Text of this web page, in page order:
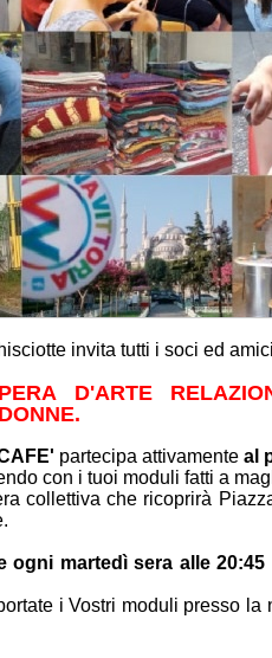
invita tutti i soci ed
D'ARTE
partecipa attivamente al
con i tuoi moduli fatti a
collettiva che ricoprirà
ogni martedì sera alle
i Vostri moduli presso